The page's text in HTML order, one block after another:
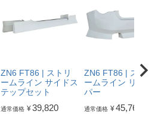
ZN6 FT86 | ストリ
ームライン サイドス
テップセット
通常価格 ¥39,820
ZN6 FT86 | ストリ
ームライン リアバ
パー
通常価格 ¥45,760